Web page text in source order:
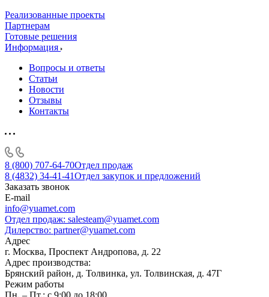
Реализованные проекты
Партнерам
Готовые решения
Информация
Вопросы и ответы
Статьи
Новости
Отзывы
Контакты
8 (800) 707-64-70Отдел продаж
8 (4832) 34-41-41Отдел закупок и предложений
Заказать звонок
E-mail
info@yuamet.com
Отдел продаж: salesteam@yuamet.com
Дилерство: partner@yuamet.com
Адрес
г. Москва, Проспект Андропова, д. 22
Адрес производства:
Брянский район, д. Толвинка, ул. Толвинская, д. 47Г
Режим работы
Пн. – Пт.: с 9:00 до 18:00